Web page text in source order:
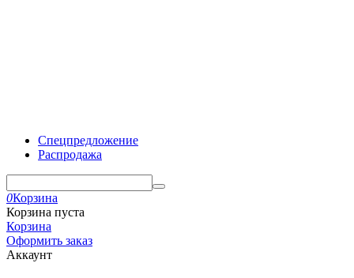
Спецпредложение
Распродажа
0Корзина
Корзина пуста
Корзина
Оформить заказ
Аккаунт